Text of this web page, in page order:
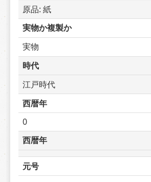
原品: 紙
実物か複製か
実物
時代
江戸時代
西暦年
0
西暦年
元号